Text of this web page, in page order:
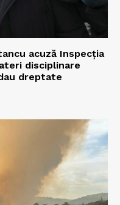
acuză Inspecția
disciplinare
dreptate